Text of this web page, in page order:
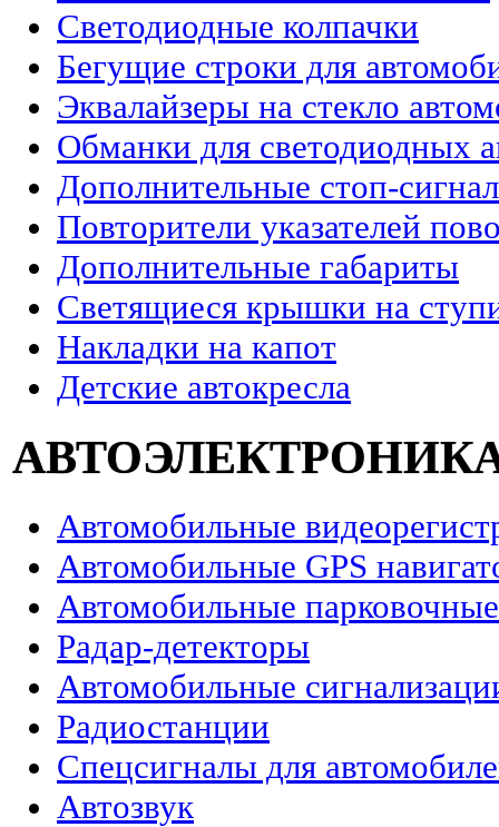
Светодиодные колпачки
Бегущие строки для
Эквалайзеры на стекло
Обманки для светодиодных
Дополнительные стоп-
Повторители указателей
Дополнительные габариты
Светящиеся крышки на
Накладки на капот
Детские автокресла
Автомобильные
Автомобильные GPS
Автомобильные
Радар-детекторы
Автомобильные
Радиостанции
Спецсигналы для
Автозвук